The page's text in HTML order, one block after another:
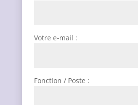
Votre e-mail :
Fonction / Poste :